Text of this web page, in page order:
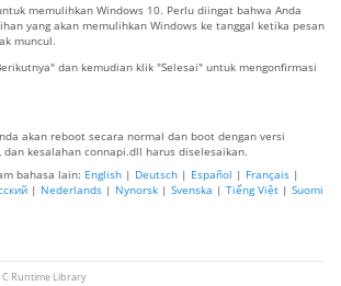
memulihkan Windows 10. Perlu diingat bahwa Anda
yang akan memulihkan Windows ke tanggal ketika pesan
muncul.
dan kemudian klik "Selesai" untuk mengonfirmasi
akan reboot secara normal dan boot dengan versi
dan kesalahan connapi.dll harus diselesaikan.
bahasa lain: English | Deutsch | Español | Français |
| Nederlands | Nynorsk | Svenska | Tiếng Việt | Suomi
Runtime Library